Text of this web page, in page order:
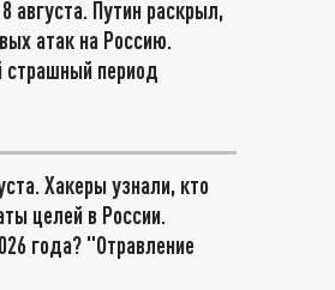
августа. Путин раскрыл,
атак на Россию.
страшный период
Хакеры узнали, кто
целей в России.
года? "Отравление